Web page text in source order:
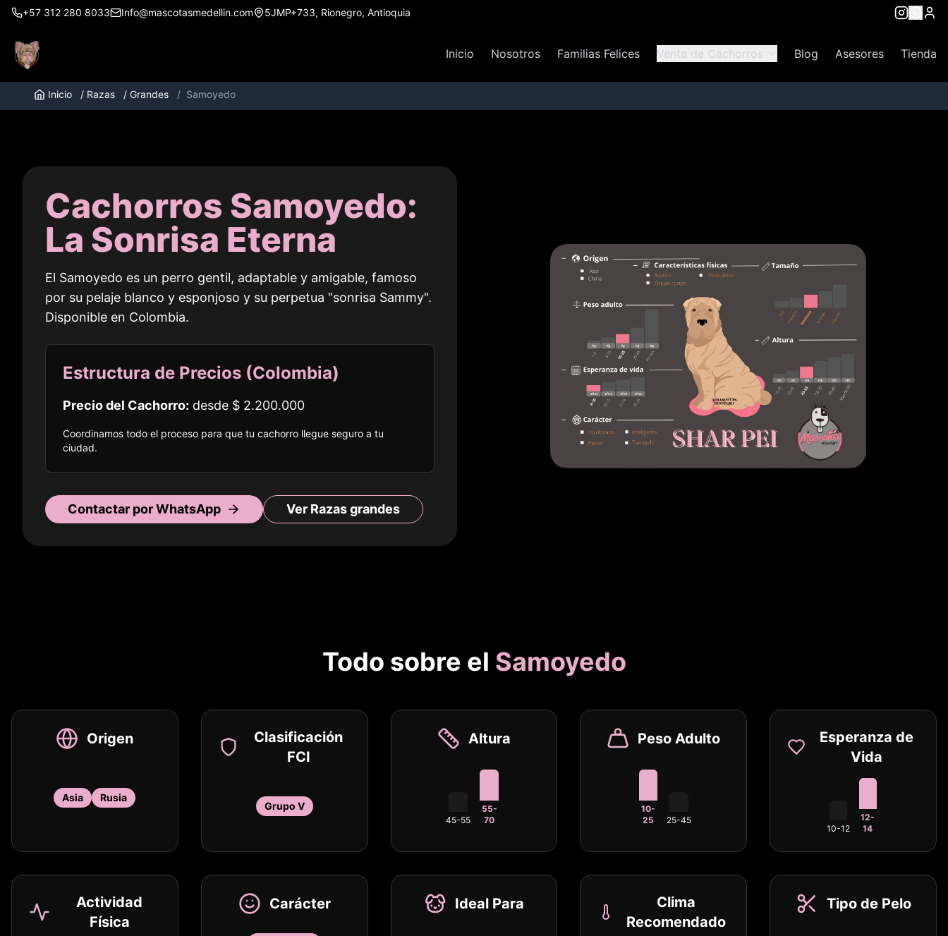
+57 312 280 8033 Info@mascotasmedellin.com 5JMP+733, Rionegro, Antioquia
Inicio Nosotros Familias Felices Venta de Cachorros Blog Asesores Tienda
Inicio / Razas / Grandes / Samoyedo
Cachorros Samoyedo:
La Sonrisa Eterna
El Samoyedo es un perro gentil, adaptable y amigable, famoso
por su pelaje blanco y esponjoso y su perpetua "sonrisa Sammy".
Disponible en Colombia.
Estructura de Precios (Colombia)
Precio del Cachorro: desde $ 2.200.000
Coordinamos todo el proceso para que tu cachorro llegue seguro a tu
ciudad.
Contactar por WhatsApp Ver Razasgrandes
Todo sobre el Samoyedo
Origen
Asia Rusia
Clasificación
FCI
Grupo V
Altura
45-55
55-
70
Peso Adulto
10-
25
25-45
Esperanza de
Vida
10-12
12-
14
Actividad
Física
Carácter Ideal Para
Clima
Recomendado
Tipo de Pelo